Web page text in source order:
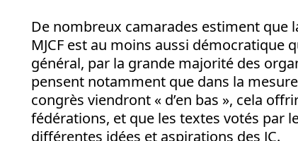
De nombreux camarades estiment que
MJCF est au moins aussi démocratique
général, par la grande majorité des
pensent notamment que dans la
congrès viendront « d’en bas », cela
fédérations, et que les textes votés par
différentes idées et aspirations des JC.